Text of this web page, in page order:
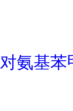
对氨基苯